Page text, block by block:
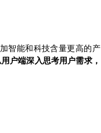
智能和科技含量更高的产
户端深入思考用户需求，